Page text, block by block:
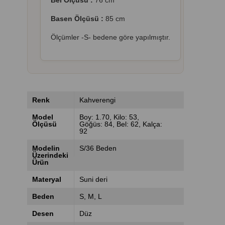
Basen Ölçüsü : 85 cm
Ölçümler -S- bedene göre yapılmıştır.
Renk Kahverengi
Model
Ölçüsü
Boy: 1.70, Kilo: 53,
Göğüs: 84, Bel: 62, Kalça:
92
Modelin
Üzerindeki
Ürün
S/36 Beden
Materyal Suni deri
Beden S M L
Desen Düz